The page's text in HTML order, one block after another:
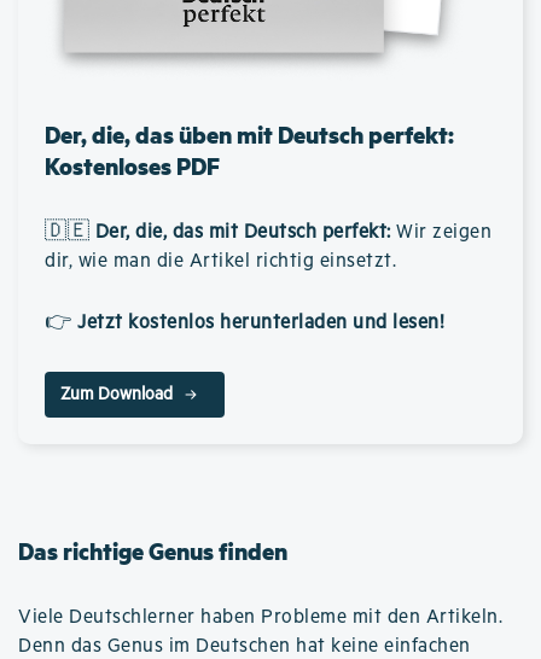
Der, die, das üben mit Deutsch perfekt:
Kostenloses PDF
🇩🇪 Der, die, das mit Deutsch perfekt: Wir zeigen
dir, wie man die Artikel richtig einsetzt.
👉 Jetzt kostenlos herunterladen und lesen!
Zum Download
Das richtige Genus finden
Viele Deutschlerner haben Probleme mit den Artikeln.
Denn das Genus im Deutschen hat keine einfachen